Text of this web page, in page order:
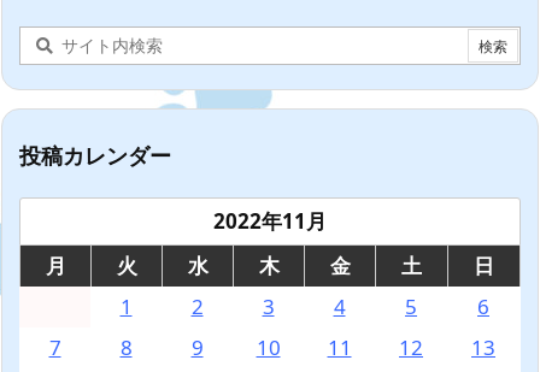
投稿カレンダー
2022年11月
月
火 水 木 金 土
日
1
2 3 4 5
6
7
8 9 10 11 12
13